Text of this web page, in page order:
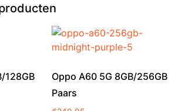
128GB
Oppo A60 5G 8GB/256GB
Paars